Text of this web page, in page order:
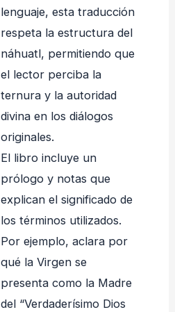
lenguaje, esta traducción
respeta la estructura del
náhuatl, permitiendo que
el lector perciba la
ternura y la autoridad
divina en los diálogos
originales.
El libro incluye un
prólogo y notas que
explican el significado de
los términos utilizados.
Por ejemplo, aclara por
qué la Virgen se
presenta como la Madre
del “Verdaderísimo Dios